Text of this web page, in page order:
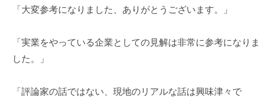
「大変参考になりました、ありがとうございます。」
「実業をやっている企業としての見解は非常に参考になりま
した。」
「評論家の話ではない、現地のリアルな話は興味津々で